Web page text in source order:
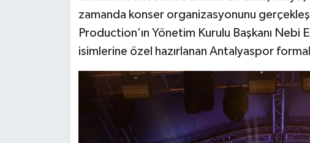
zamanda konser organizasyonunu
Production’ın Yönetim Kurulu Başkanı
isimlerine özel hazırlanan Antalyaspor